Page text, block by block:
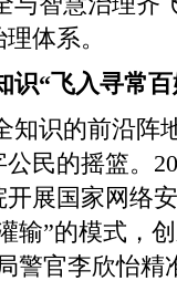
体系。
识“飞入寻常
知识的前沿阵
民的摇篮。
展国家网络
输”的模式，
警官李欣怡精